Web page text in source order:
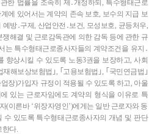
한 법률을 조속히 제․개정하되, 특수형태근로
에 있어서는 계약의 존속 보호, 보수의 지급 보
방․구제, 산업안전․보건, 모성보호, 균등처우,
해결 및 근로감독관에 의한 감독 등에 관한 규
는 특수형태근로종사자들의 계약조건을 유지․
향상시킬 수 있도록 노동3권을 보장하고, 사회
해보상보험법｣, ｢고용보험법｣, ｢국민연금법｣
장)가입자 규정이 적용될 수 있도록 하고, 아울
있는 근로자임에도 계약의 형식을 이유로 특
(이른바 ‘위장자영인’)에게는 일반 근로자와 동
수 있도록 특수형태근로종사자의 개념 및 판단
한다.